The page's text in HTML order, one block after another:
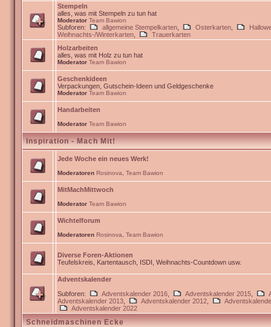
Stempeln
alles, was mit Stempeln zu tun hat
Moderator Team Bawion
Subforen: allgemeine Stempelkarten Osterkarten
Weihnachts-/Winterkarten
Trauerkarten
Holzarbeiten
alles, was mit Holz zu tun hat
Moderator Team Bawion
Geschenkideen
Verpackungen, Gutschein-Ideen und Geldgeschenke
Moderator Team Bawion
Handarbeiten
Moderator Team Bawion
Inspiration - Mach Mit!
Jede Woche ein neues Werk!
Moderatoren Rosinova Team Bawion
MitMachMittwoch
Moderator Team Bawion
Wichtelforum
Moderatoren Rosinova Team Bawion
Diverse Foren-Aktionen
Teufelskreis, Kartentausch, ISDI, Weihnachts-Countdown usw.
Adventskalender
Subforen:
Adventskalender 2016 Adventskalender 2015
Adventskalender 2013
Adventskalender 2012
Adventskalender 2022
Schneidmaschinen Ecke